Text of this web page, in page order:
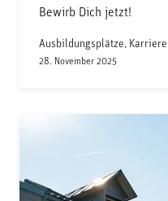
Bewirb Dich jetzt!
Ausbildungsplätze, Karriere
28. November 2025